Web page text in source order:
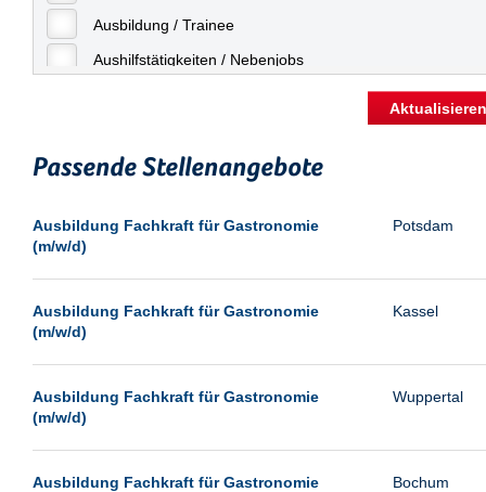
Fulda
Göppingen
Hamburg
Heilbronn
Kassel
Laatzen
Leipzig
Ausbildung / Trainee
Aushilfstätigkeiten / Nebenjobs
Sonstiges
Passende Stellenangebote
Ausbildung Fachkraft für Gastronomie
(m/w/d)
Potsdam
Ausbildung Fachkraft für Gastronomie
(m/w/d)
Kassel
Ausbildung Fachkraft für Gastronomie
(m/w/d)
Wuppertal
Ausbildung Fachkraft für Gastronomie
Bochum